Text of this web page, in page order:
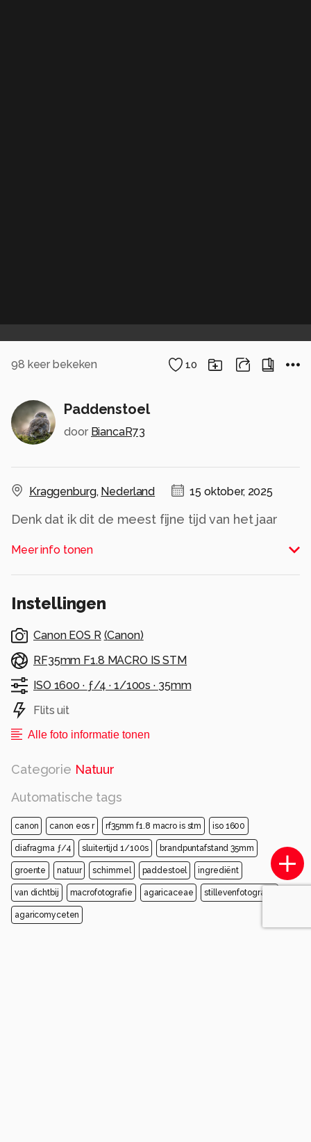
98 keer bekeken 10
Paddenstoel
door BiancaR73
Kraggenburg, Nederland 15 oktober, 2025
Denk dat ik dit de meest fijne tijd van het jaar
Meer info tonen
Instellingen
Canon EOS R (Canon)
RF35mm F1.8 MACRO IS STM
ISO 1600 · ƒ/4 · 1/100s · 35mm
Flits uit
Alle foto informatie tonen
Categorie Natuur
Automatische tags
canon canon eos r rf35mm f1.8 macro is stm iso 1600
diafragma ƒ/4 sluitertijd 1/100s brandpuntafstand 35mm
groente natuur schimmel paddestoel ingrediënt
van dichtbij macrofotografie agaricaceae stillevenfotografie
agaricomyceten